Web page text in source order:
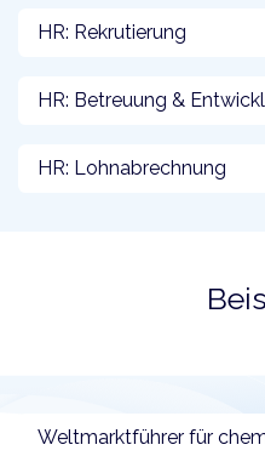
HR: Rekrutierung
HR: Betreuung &
HR: Lohnabrechnung
Weltmarktführer für